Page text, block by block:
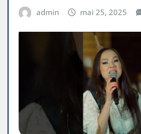
admin mai 25, 2025